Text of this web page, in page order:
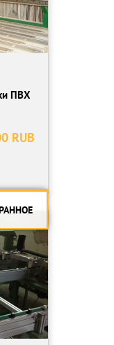
ПВХ
RUB